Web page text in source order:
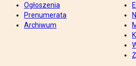
Ogłoszenia
Prenumerata
Archiwum